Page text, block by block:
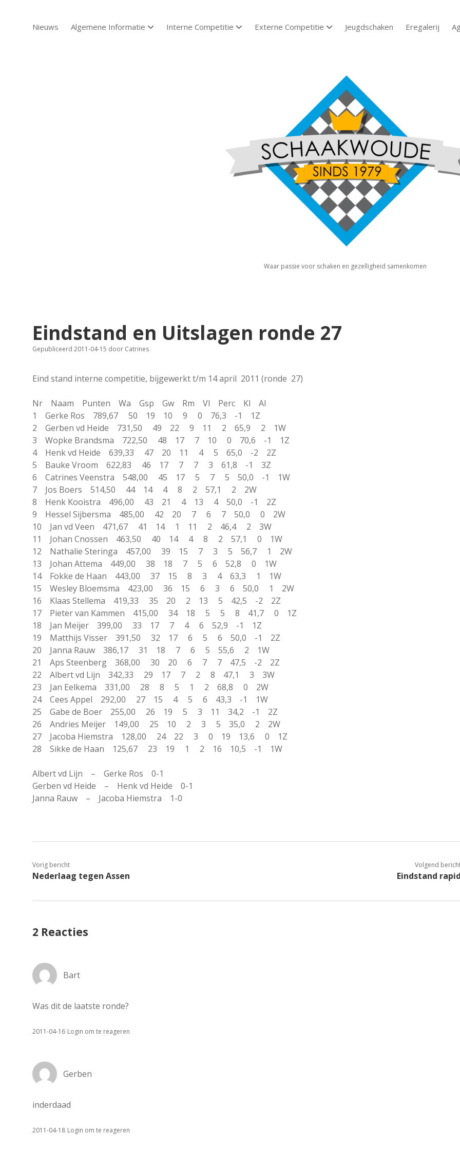
Nieuws Algemene Informatie open dropdown menu
Interne Competitie open dropdown menu
Externe Competitie open dropdown menu
Jeugdschaken Eregalerij
Schaakvereniging
Schaakwoude
Waar passie voor schaken en gezelligheid samenkomen
Eindstand en Uitslagen ronde 27
Gepubliceerd 2011-04-15 door Catrines
Eind stand interne competitie, bijgewerkt t/m 14 april 2011 (ronde 27)
Nr Naam Punten Wa Gsp Gw Rm Vl Perc Kl Al
1 Gerke Ros 789,67 50 19 10 9 0 76,3 -1 1Z
2 Gerben vd Heide 731,50 49 22 9 11 2 65,9 2 1W
3 Wopke Brandsma 722,50 48 17 7 10 0 70,6 -1 1Z
4 Henk vd Heide 639,33 47 20 11 4 5 65,0 -2 2Z
5 Bauke Vroom 622,83 46 17 7 7 3 61,8 -1 3Z
6 Catrines Veenstra 548,00 45 17 5 7 5 50,0 -1 1W
7 Jos Boers 514,50 44 14 4 8 2 57,1 2 2W
8 Henk Kooistra 496,00 43 21 4 13 4 50,0 -1 2Z
9 Hessel Sijbersma 485,00 42 20 7 6 7 50,0 0 2W
10 Jan vd Veen 471,67 41 14 1 11 2 46,4 2 3W
11 Johan Cnossen 463,50 40 14 4 8 2 57,1 0 1W
12 Nathalie Steringa 457,00 39 15 7 3 5 56,7 1 2W
13 Johan Attema 449,00 38 18 7 5 6 52,8 0 1W
14 Fokke de Haan 443,00 37 15 8 3 4 63,3 1 1W
15 Wesley Bloemsma 423,00 36 15 6 3 6 50,0 1 2W
16 Klaas Stellema 419,33 35 20 2 13 5 42,5 -2 2Z
17 Pieter van Kammen 415,00 34 18 5 5 8 41,7 0 1Z
18 Jan Meijer 399,00 33 17 7 4 6 52,9 -1 1Z
19 Matthijs Visser 391,50 32 17 6 5 6 50,0 -1 2Z
20 Janna Rauw 386,17 31 18 7 6 5 55,6 2 1W
21 Aps Steenberg 368,00 30 20 6 7 7 47,5 -2 2Z
22 Albert vd Lijn 342,33 29 17 7 2 8 47,1 3 3W
23 Jan Eelkema 331,00 28 8 5 1 2 68,8 0 2W
24 Cees Appel 292,00 27 15 4 5 6 43,3 -1 1W
25 Gabe de Boer 255,00 26 19 5 3 11 34,2 -1 2Z
26 Andries Meijer 149,00 25 10 2 3 5 35,0 2 2W
27 Jacoba Hiemstra 128,00 24 22 3 0 19 13,6 0 1Z
28 Sikke de Haan 125,67 23 19 1 2 16 10,5 -1 1W
Albert vd Lijn – Gerke Ros 0-1
Gerben vd Heide – Henk vd Heide 0-1
Janna Rauw – Jacoba Hiemstra 1-0
Vorig bericht
Nederlaag tegen Assen
Volgend
Eindstand rapid
2 Reacties
Bart
Was dit de laatste ronde?
2011-04-16 Login om te reageren
Gerben
inderdaad
2011-04-18 Login om te reageren